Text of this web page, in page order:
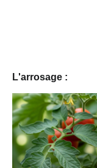
L'arrosage :